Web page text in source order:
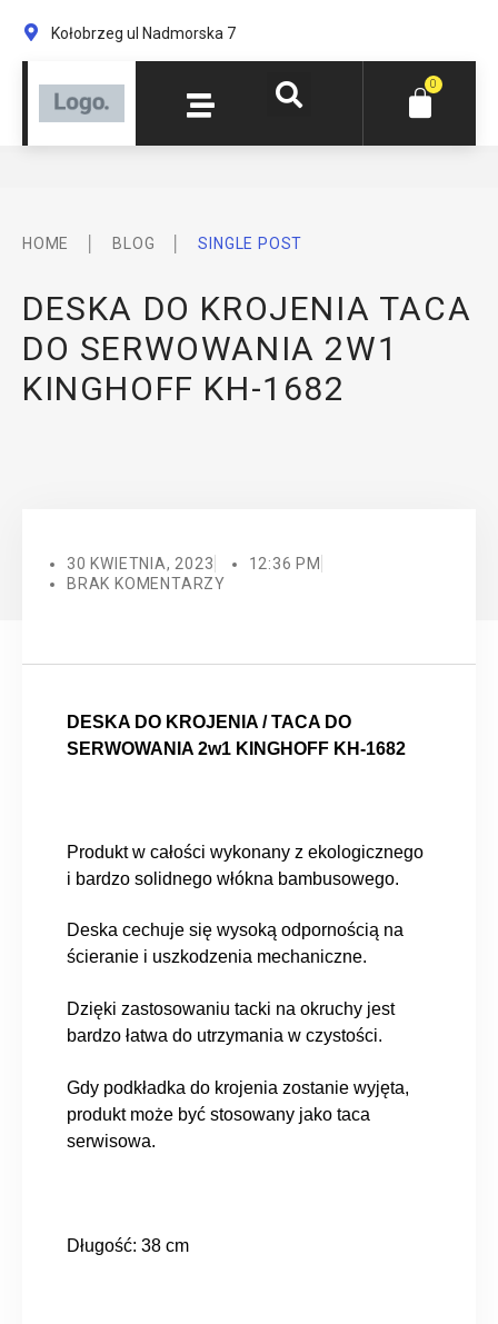
Kołobrzeg ul Nadmorska 7
0
HOME BLOG SINGLE POST
DESKA DO KROJENIA TACA
DO SERWOWANIA 2W1
KINGHOFF KH-1682
30 KWIETNIA, 2023
12:36 PM
BRAK KOMENTARZY
DESKA DO KROJENIA / TACA DO
SERWOWANIA 2w1 KINGHOFF KH-1682
Produkt w całości wykonany z ekologicznego
i bardzo solidnego włókna bambusowego.
Deska cechuje się wysoką odpornością na
ścieranie i uszkodzenia mechaniczne.
Dzięki zastosowaniu tacki na okruchy jest
bardzo łatwa do utrzymania w czystości.
Gdy podkładka do krojenia zostanie wyjęta,
produkt może być stosowany jako taca
serwisowa.
Długość: 38 cm